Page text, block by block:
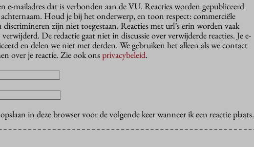
e-mailadres dat is verbonden aan de VU. Reacties worden gepubliceerd
Houd je bij het onderwerp, en toon respect: commerciële
discrimineren zijn niet toegestaan. Reacties met url’s erin worden vaak
De redactie gaat niet in discussie over verwijderde reacties. Je e-
en delen we niet met derden. We gebruiken het alleen als we contact
over je reactie. Zie ook onsprivacybeleid.
in deze browser voor de volgende keer wanneer ik een reactie plaats.